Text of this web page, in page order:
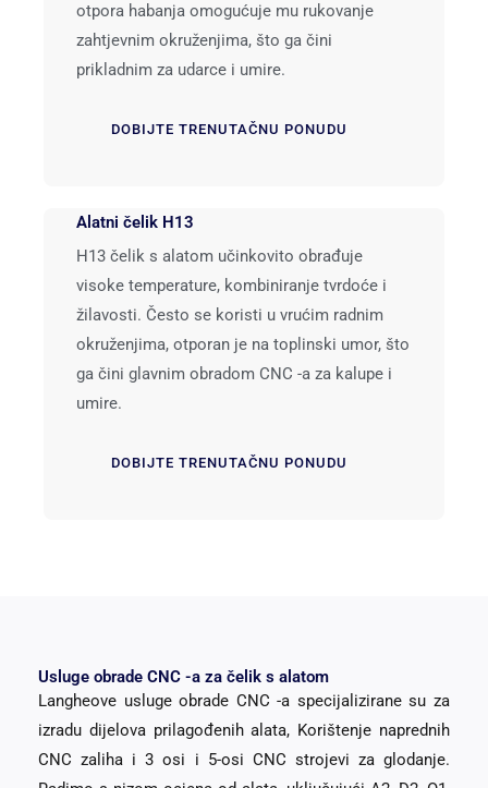
otpora habanja omogućuje mu rukovanje
zahtjevnim okruženjima, što ga čini
prikladnim za udarce i umire.
DOBIJTE TRENUTAČNU PONUDU
Alatni čelik H13
H13 čelik s alatom učinkovito obrađuje
visoke temperature, kombiniranje tvrdoće i
žilavosti. Često se koristi u vrućim radnim
okruženjima, otporan je na toplinski umor, što
ga čini glavnim obradom CNC -a za kalupe i
umire.
DOBIJTE TRENUTAČNU PONUDU
Usluge obrade CNC -a za čelik s alatom
Langheove usluge obrade CNC -a specijalizirane su za
izradu dijelova prilagođenih alata, Korištenje naprednih
CNC zaliha i 3 osi i 5-osi CNC strojevi za glodanje.